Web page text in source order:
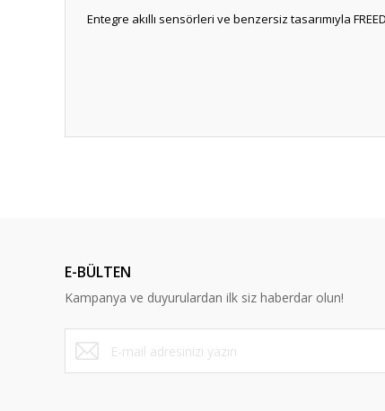
Entegre akıllı sensörleri ve benzersiz tasarımıyla
E-BÜLTEN
Kampanya ve duyurulardan ilk siz haberdar olun!